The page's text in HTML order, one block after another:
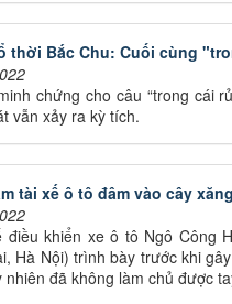
thời Bắc Chu: Cuối cùng
chứng cho câu “trong cái
vẫn xảy ra kỳ tích.
tài xế ô tô đâm vào cây
điều khiển xe ô tô Ngô Công
Hà Nội) trình bày trước khi
nhiên đã không làm chủ được